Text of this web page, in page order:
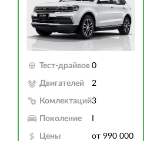
Тест-драйвов 0
Двигателей 2
Комлектаций3
Поколение
Цены
от 990 000